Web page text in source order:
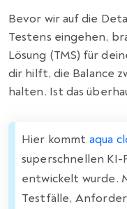
Bevor wir auf die
Testens eingehen,
Lösung (TMS) für
dir hilft, die Balance
halten. Ist das
Hier kommt aqua
superschnellen KI-
entwickelt wurde.
Testfälle,